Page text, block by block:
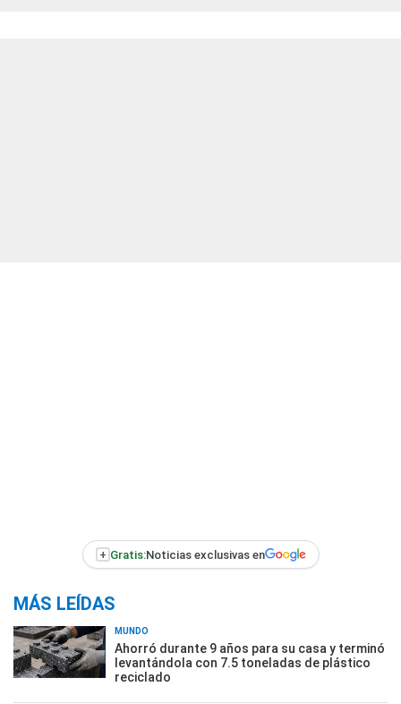
+ Gratis:Noticias exclusivas en
MÁS LEÍDAS
MUNDO
Ahorró durante 9 años para su casa y terminó
levantándola con 7.5 toneladas de plástico
reciclado